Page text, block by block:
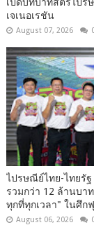
เจเนอเรชัน
August 07, 2026
ไปรษณีย์ไทย-ไทยรั
รวมกว่า 12 ล้านบา
ทุกที่ทุกเวลา" ในศึก
August 06, 2026